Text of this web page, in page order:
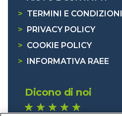
> TERMINI E CONDIZIONI
> PRIVACY POLICY
> COOKIE POLICY
> INFORMATIVA RAEE
Dicono di noi